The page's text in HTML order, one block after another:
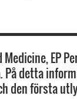
EP
På detta
den första